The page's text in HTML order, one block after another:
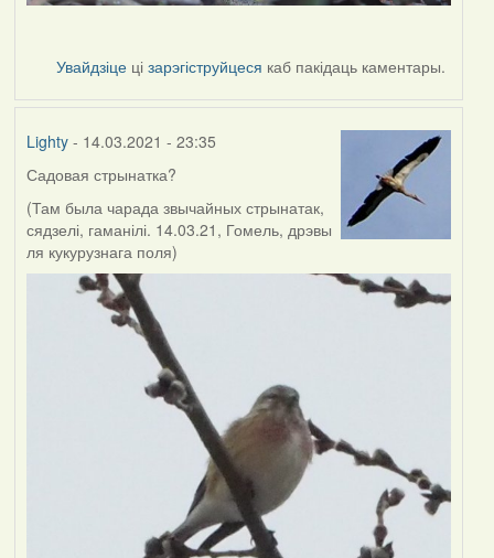
Увайдзіце цізарэгіструйцеся каб пакідаць каментары.
Lighty- 14.03.2021 - 23:35
Садовая стрынатка?
(Там была чарада звычайных стрынатак,
сядзелі, гаманілі. 14.03.21, Гомель, дрэвы
ля кукурузнага поля)